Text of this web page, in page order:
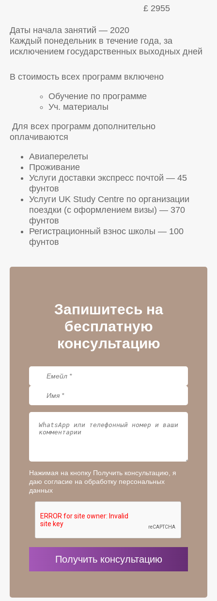
£ 2955
Даты начала занятий — 2020
Каждый понедельник в течение года, за
исключением государственных выходных дней
В стоимость всех программ включено
Обучение по программе
Уч. материалы
Для всех программ дополнительно
оплачиваются
Авиаперелеты
Проживание
Услуги доставки экспресс почтой — 45
фунтов
Услуги UK Study Centre по организации
поездки (с оформлением визы) — 370
фунтов
Регистрационный взнос школы — 100
фунтов
Запишитесь на
бесплатную
консультацию
Нажимая на кнопку Получить консультацию, я
даю согласие на обработку персональных
данных